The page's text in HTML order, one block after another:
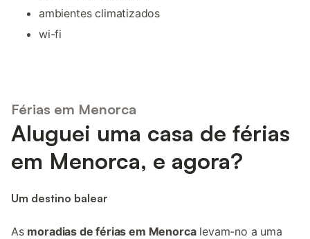
ambientes climatizados
wi-fi
Férias em Menorca
Aluguei uma casa de férias
em Menorca, e agora?
Um destino balear
As moradias de férias em Menorcalevam-no a uma